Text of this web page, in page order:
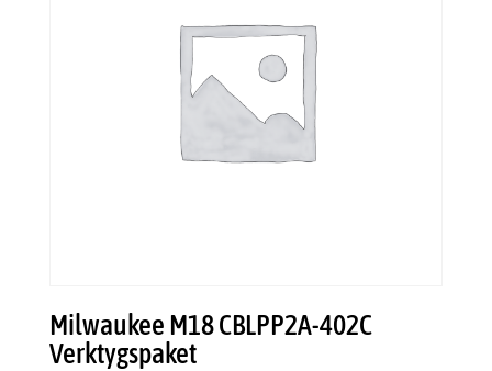
Milwaukee M18 CBLPP2A-402C
Verktygspaket